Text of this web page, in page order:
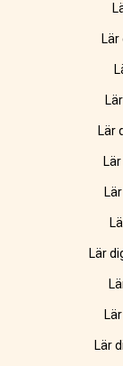
Lär
Lär
Lär